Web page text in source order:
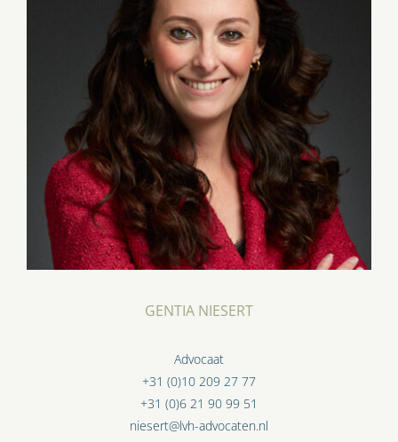
GENTIA NIESERT
Advocaat
+31 (0)10 209 27 77
+31 (0)6 21 90 99 51
niesert@lvh-advocaten.nl